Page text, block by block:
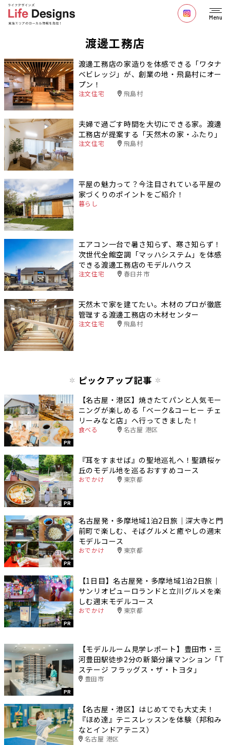
Menu
渡邊工務店
渡邊工務店の家造りを体感できる「ワタナ
ベビレッジ」が、創業の地・飛島村にオー
プン！
注文住宅 飛島村
夫婦で過ごす時間を大切にできる家。渡邊
工務店が提案する「天然木の家・ふたり」
注文住宅 飛島村
平屋の魅力って？今注目されている平屋の
家づくりのポイントをご紹介！
暮らし
エアコン一台で暑さ知らず、寒さ知らず！
次世代全館空調「マッハシステム」を体感
できる渡邊工務店のモデルハウス
注文住宅 春日井市
天然木で家を建てたい。木材のプロが徹底
管理する渡邊工務店の木材センター
注文住宅 飛島村
ピックアップ記事
PR
【名古屋・港区】焼きたてパンと人気モー
ニングが楽しめる「ベーク&コーヒー チェ
リーみなと店」へ行ってきました！
食べる 名古屋 港区
PR
『耳をすませば』の聖地巡礼へ！聖蹟桜ヶ
丘のモデル地を巡るおすすめコース
おでかけ 東京都
PR
名古屋発・多摩地域1泊2日旅｜深大寺と門
前町で楽しむ、そばグルメと癒やしの週末
モデルコース
おでかけ 東京都
PR
【1日目】名古屋発・多摩地域1泊2日旅｜
サンリオピューロランドと立川グルメを楽
しむ週末モデルコース
おでかけ 東京都
PR
【モデルルーム見学レポート】豊田市・三
河豊田駅徒歩2分の新築分譲マンション「T
ステージ フラッグス・ザ・トヨタ」
豊田市
【名古屋・港区】はじめてでも大丈夫！
『ほめ達』テニスレッスンを体験（邦和み
なとインドアテニス）
名古屋 港区